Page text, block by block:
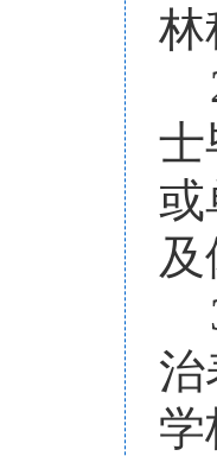
林
士
或
治
学